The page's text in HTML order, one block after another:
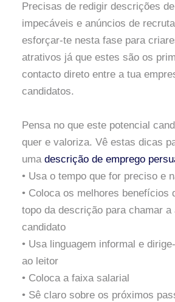
Precisas de redigir descrições
impecáveis e anúncios de
esforçar-te nesta fase para
atrativos já que estes são os
contacto direto entre a tua
candidatos.
Pensa no que este potencial
quer e valoriza. Vê estas dicas
uma descrição de emprego
• Usa o tempo que for preciso e
• Coloca os melhores benefícios
topo da descrição para chamar a
candidato
• Usa linguagem informal e
ao leitor
• Coloca a faixa salarial
• Sê claro sobre os próximos